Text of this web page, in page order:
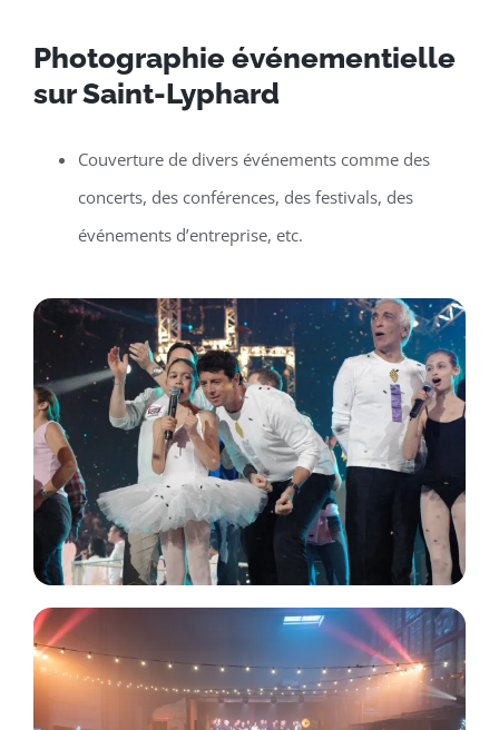
Photographie événementielle
sur Saint-Lyphard
Couverture de divers événements comme des
concerts, des conférences, des festivals, des
événements d’entreprise, etc.